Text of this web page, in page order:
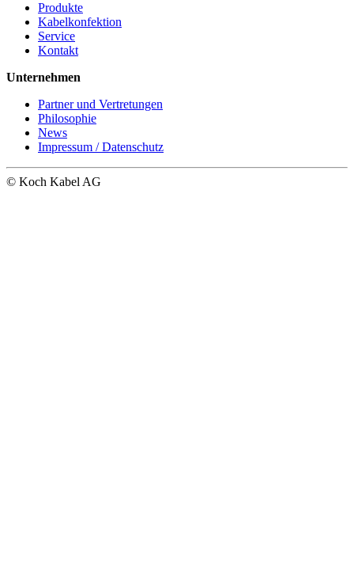
Produkte
Kabelkonfektion
Service
Kontakt
Unternehmen
Partner und Vertretungen
Philosophie
News
Impressum / Datenschutz
© Koch Kabel AG